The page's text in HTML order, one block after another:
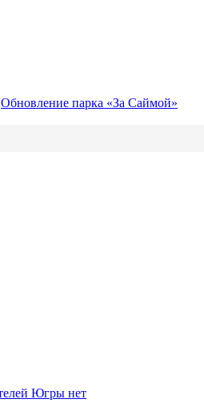
Обновление парка «За Саймой»